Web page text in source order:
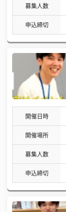
募集人数
申込締切
開催日時
開催場所
募集人数
申込締切